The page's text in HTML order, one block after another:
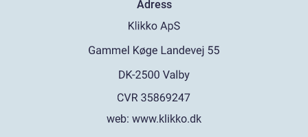
Adress
web: www.klikko.dk